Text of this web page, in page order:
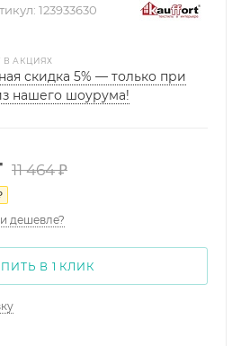
123933630
В АКЦИЯХ
скидка 5% — только при
нашего шоурума!
11 464₽
дешевле?
В 1 КЛИК